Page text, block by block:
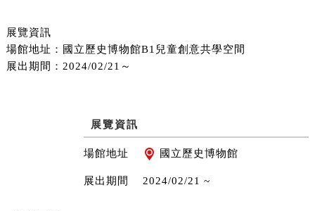
展覽資訊
場館地址：國立歷史博物館B1兒童創意共學空間
展出期間：2024/02/21～
展覽資訊
場館地址 國立歷史博物館
展出期間 2024/02/21 ~